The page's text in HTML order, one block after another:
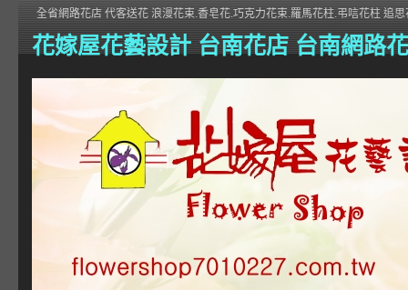
花嫁屋花藝設計 台南花店 台南網路
全省網路花店 代客送花 浪漫花束.香皂花.巧克力花束.羅馬花柱.弔唁花柱 追